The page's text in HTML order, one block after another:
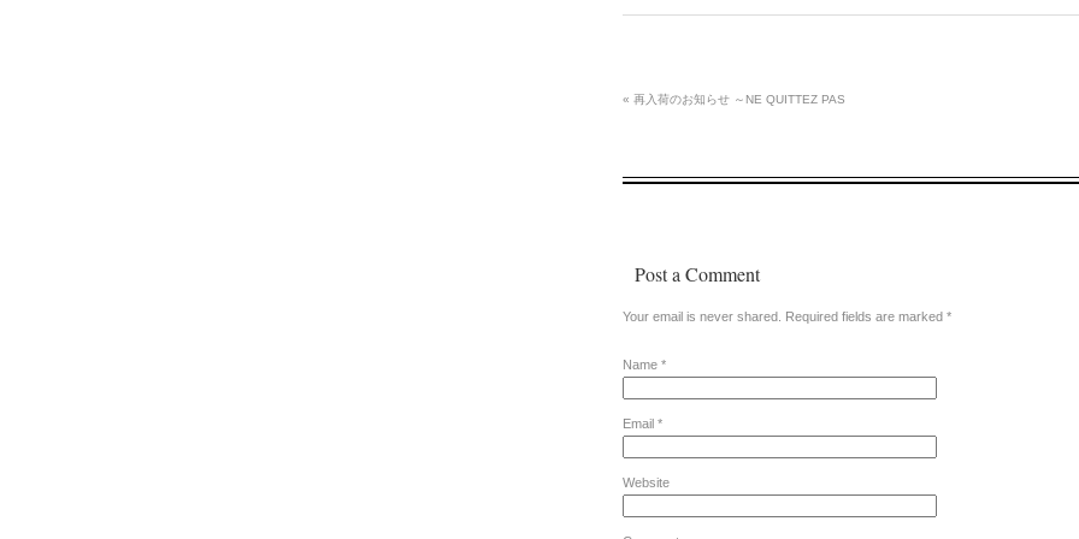
« 再入荷のお知らせ ～NE QUITTEZ PAS
Post a Comment
Your email is never shared. Required fields are marked *
Name *
Email *
Website